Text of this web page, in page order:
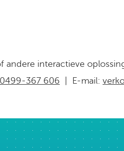
andere interactieve
0499-367 606 | E-mail: